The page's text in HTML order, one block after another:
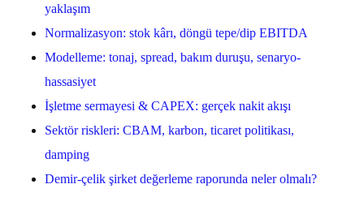
yaklaşım
Normalizasyon: stok kârı, döngü tepe/dip EBITDA
Modelleme: tonaj, spread, bakım duruşu, senaryo-
hassasiyet
İşletme sermayesi & CAPEX: gerçek nakit akışı
Sektör riskleri: CBAM, karbon, ticaret politikası,
damping
Demir-çelik şirket değerleme raporunda neler olmalı?